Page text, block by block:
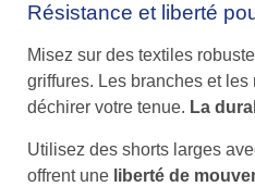
Résistance et liberté
Misez sur des textiles
griffures. Les branches et
déchirer votre tenue. La
Utilisez des shorts larges
offrent une liberté de